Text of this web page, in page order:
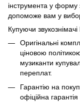
інструмента у форму
допоможе вам у
Купуючи
Оригінальні
ціновою
музиканти
переплат.
Гарантію на
офіційна